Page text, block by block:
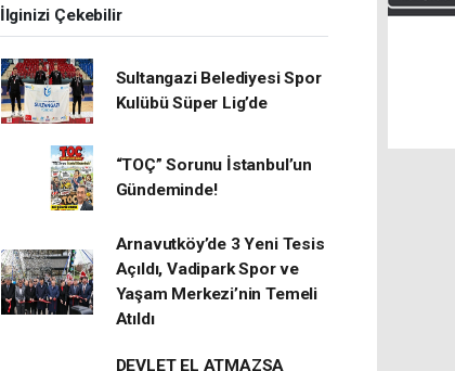
İlginizi Çekebilir
Sultangazi Belediyesi Spor
Kulübü Süper Lig’de
“TOÇ” Sorunu İstanbul’un
Gündeminde!
Arnavutköy’de 3 Yeni Tesis
Açıldı, Vadipark Spor ve
Yaşam Merkezi’nin Temeli
Atıldı
DEVLET EL ATMAZSA